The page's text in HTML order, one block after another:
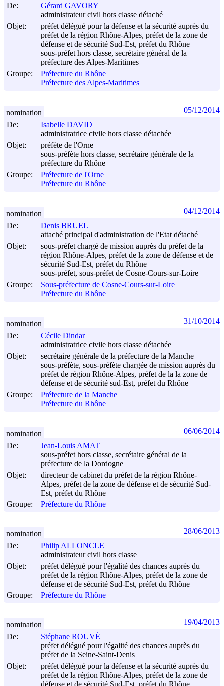
De:
Gérard GAVORY
administrateur civil hors classe détaché
Objet:
préfet délégué pour la défense et la sécurité auprès du
préfet de la région Rhône-Alpes, préfet de la zone de
défense et de sécurité Sud-Est, préfet du Rhône
sous-préfet hors classe, secrétaire général de la
préfecture des Alpes-Maritimes
Groupe:
Préfecture du Rhône
Préfecture des Alpes-Maritimes
De:
Isabelle DAVID
administratrice civile hors classe détachée
Objet:
préfète de l'Orne
sous-préfète hors classe, secrétaire générale de la
préfecture du Rhône
Groupe:
Préfecture de l'Orne
Préfecture du Rhône
nomination 05/12/2014
De:
Denis BRUEL
attaché principal d'administration de l'Etat détaché
Objet:
sous-préfet chargé de mission auprès du préfet de la
région Rhône-Alpes, préfet de la zone de défense et de
sécurité Sud-Est, préfet du Rhône
sous-préfet, sous-préfet de Cosne-Cours-sur-Loire
Groupe:
Sous-préfecture de Cosne-Cours-sur-Loire
Préfecture du Rhône
nomination 04/12/2014
De:
Cécile Dindar
administratrice civile hors classe détachée
Objet:
secrétaire générale de la préfecture de la Manche
sous-préfète, sous-préfète chargée de mission auprès du
préfet de région Rhône-Alpes, préfet de la la zone de
défense et de sécurité sud-Est, préfet du Rhône
Groupe:
Préfecture de la Manche
Préfecture du Rhône
nomination 31/10/2014
De:
Jean-Louis AMAT
sous-préfet hors classe, secrétaire général de la
préfecture de la Dordogne
Objet:
directeur de cabinet du préfet de la région Rhône-
Alpes, préfet de la zone de défense et de sécurité Sud-
Est, préfet du Rhône
Groupe:
Préfecture du Rhône
nomination 06/06/2014
De:
Philip ALLONCLE
administrateur civil hors classe
Objet:
préfet délégué pour l'égalité des chances auprès du
préfet de la région Rhône-Alpes, préfet de la zone de
défense et de sécurité Sud-Est, préfet du Rhône
Groupe:
Préfecture du Rhône
nomination 28/06/2013
De:
Stéphane ROUVÉ
préfet délégué pour l'égalité des chances auprès du
préfet de la Seine-Saint-Denis
Objet:
préfet délégué pour la défense et la sécurité auprès du
préfet de la région Rhône-Alpes, préfet de la zone de
nomination 19/04/2013